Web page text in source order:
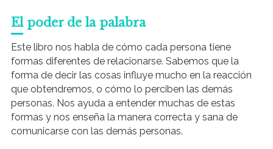
El poder de la palabra
Este libro nos habla de cómo cada persona tiene
formas diferentes de relacionarse. Sabemos que la
forma de decir las cosas influye mucho en la reacción
que obtendremos, o cómo lo perciben las demás
personas. Nos ayuda a entender muchas de estas
formas y nos enseña la manera correcta y sana de
comunicarse con las demás personas.